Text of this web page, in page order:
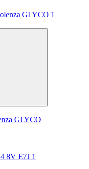
GLYCO